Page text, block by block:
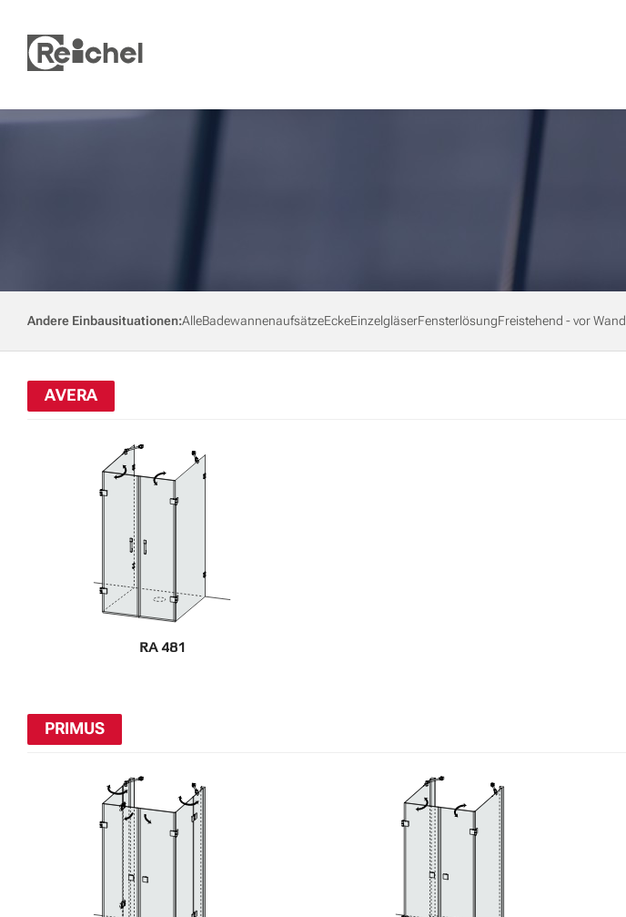
Andere Einbausituationen:AlleBadewannenaufsätzeEckeEinzelgläserFensterlösungFreistehend - vor Wand
AVERA
RA 481
PRIMUS